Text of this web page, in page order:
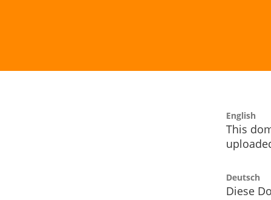
English
This
Deutsch
Diese